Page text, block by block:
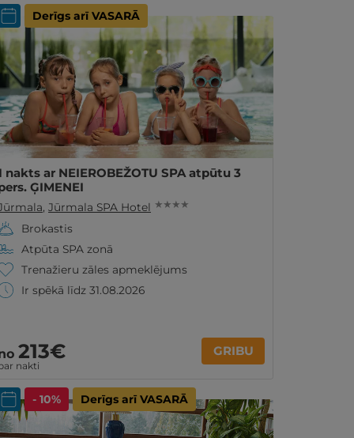
Derīgs arī VASARĀ
nakts ar NEIEROBEŽOTU SPA atpūtu 3
ĢIMENEI
, Jūrmala SPA Hotel ★ ★ ★ ★
Brokastis
Atpūta SPA zonā
Trenažieru zāles apmeklējums
Ir spēkā līdz 31.08.2026
213€
nakti
GRIBU
- 10% Derīgs arī VASARĀ